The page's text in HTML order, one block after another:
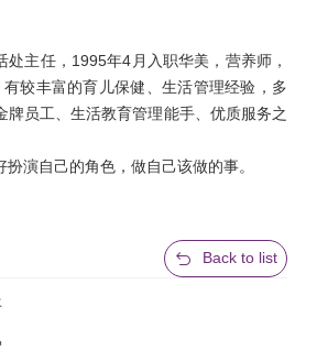
处主任，1995年4月入职华美，营养师，
较丰富的育儿保健、生活管理经验，多
牌员工、生活教育管理能手、优质服务之
扮演自己的角色，做自己该做的事。
Back to list